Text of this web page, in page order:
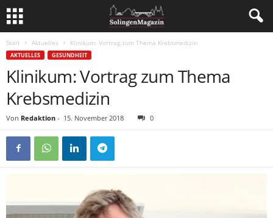
Start Aktuelles Klinikum: Vortrag zum Thema Krebsmedizin
AKTUELLES GESUNDHEIT
Klinikum: Vortrag zum Thema
Krebsmedizin
Von Redaktion - 15. November 2018 0